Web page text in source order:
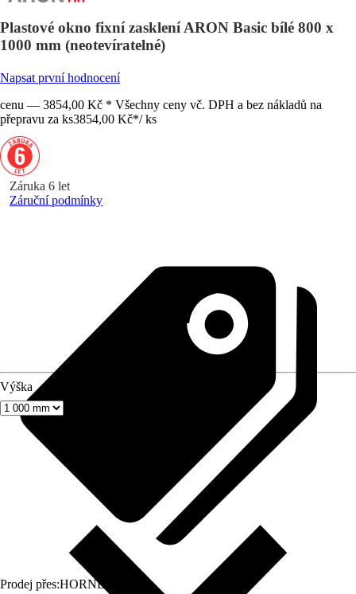
Plastové okno fixní zasklení ARON Basic bílé 800 x
1000 mm (neotevíratelné)
Napsat první hodnocení
cenu — 3854,00 Kč * Všechny ceny vč. DPH a bez nákladů na
přepravu za ks3854,00 Kč*/ ks
Záruka 6 let
Záruční podmínky
Prodej přes:HORNBACH
Výška